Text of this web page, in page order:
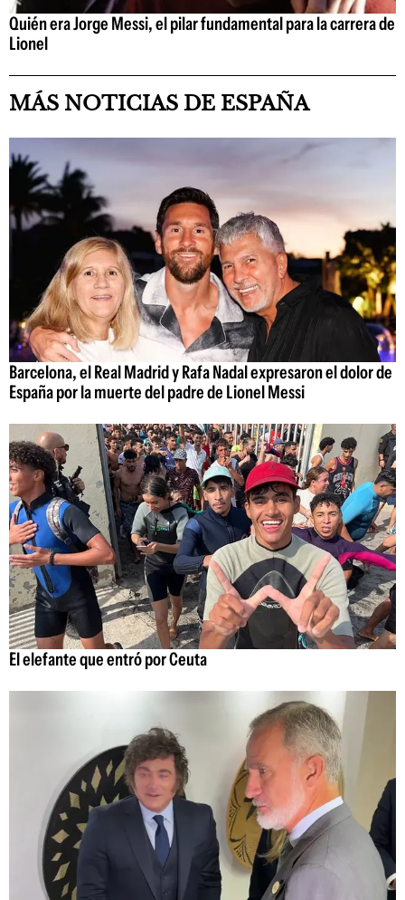
Quién era Jorge Messi, el pilar fundamental para la carrera de
Lionel
MÁS NOTICIAS DE ESPAÑA
Barcelona, el Real Madrid y Rafa Nadal expresaron el dolor de
España por la muerte del padre de Lionel Messi
El elefante que entró por Ceuta